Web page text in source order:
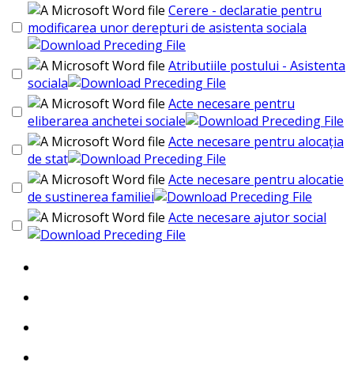
Cerere - declaratie pentru
modificarea unor derepturi de asistenta sociala
Atributiile postului - Asistenta
sociala
Acte necesare pentru
eliberarea anchetei sociale
Acte necesare pentru alocația
de stat
Acte necesare pentru alocatie
de sustinerea familiei
Acte necesare ajutor social